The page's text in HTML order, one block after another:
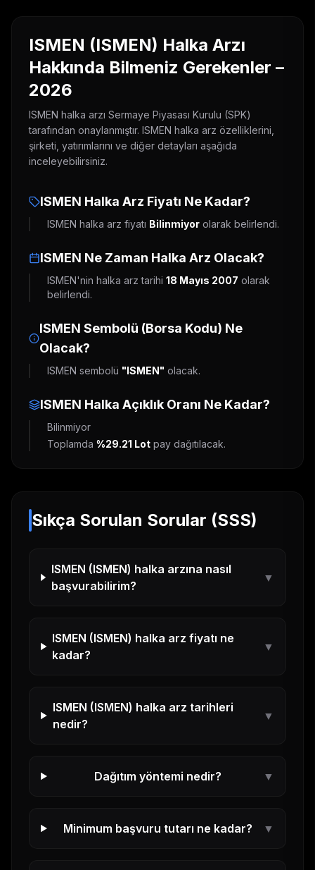
ISMEN (ISMEN) Halka Arzı
Hakkında Bilmeniz Gerekenler –
2026
ISMEN halka arzı Sermaye Piyasası Kurulu (SPK)
tarafından onaylanmıştır. ISMEN halka arz özelliklerini,
şirketi, yatırımlarını ve diğer detayları aşağıda
inceleyebilirsiniz.
ISMEN Halka Arz Fiyatı Ne Kadar?
ISMEN halka arz fiyatı Bilinmiyor olarak belirlendi.
ISMEN Ne Zaman Halka Arz Olacak?
ISMEN'nin halka arz tarihi 18 Mayıs 2007 olarak
belirlendi.
ISMEN Sembolü (Borsa Kodu) Ne
Olacak?
ISMEN sembolü "ISMEN" olacak.
ISMEN Halka Açıklık Oranı Ne Kadar?
Bilinmiyor
Toplamda %29.21 Lot pay dağıtılacak.
Sıkça Sorulan Sorular (SSS)
ISMEN (ISMEN) halka arzına nasıl
başvurabilirim?
▼
ISMEN (ISMEN) halka arz fiyatı ne
kadar?
▼
ISMEN (ISMEN) halka arz tarihleri
nedir?
▼
Dağıtım yöntemi nedir? ▼
Minimum başvuru tutarı ne kadar? ▼